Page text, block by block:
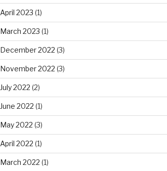
April 2023 (1)
March 2023 (1)
December 2022 (3)
November 2022 (3)
July 2022 (2)
June 2022 (1)
May 2022 (3)
April 2022 (1)
March 2022 (1)